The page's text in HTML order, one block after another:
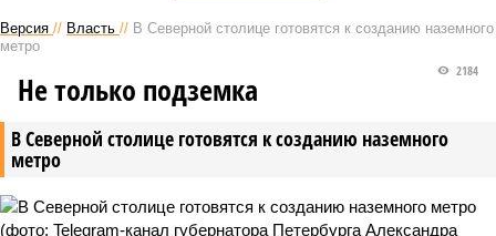
Версия // Власть // В Северной столице готовятся к созданию наземного
метро
В Северной столице готовятся к созданию наземного
метро
2184
Не только подземка